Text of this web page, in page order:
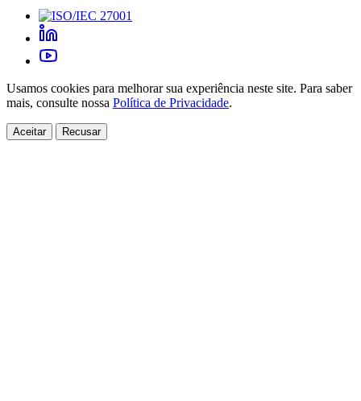
Usamos cookies para melhorar sua experiência neste site. Para saber
mais, consulte nossa Política de Privacidade.
Aceitar Recusar